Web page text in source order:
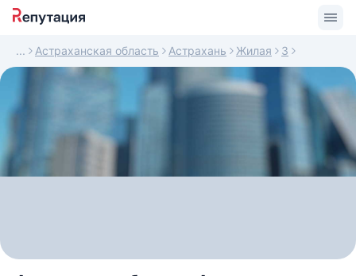
Астраханская область Астрахань Жилая 3